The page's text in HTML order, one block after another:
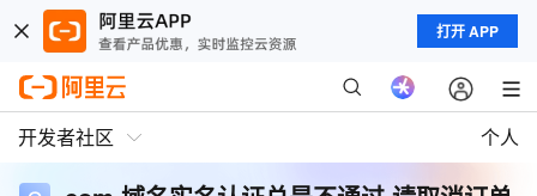
打开 APP
开发者社区 个人